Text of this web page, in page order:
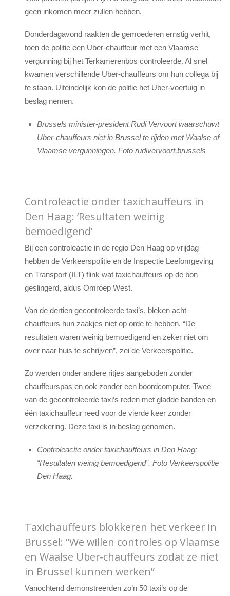
geen inkomen meer zullen hebben.
Donderdagavond raakten de gemoederen ernstig verhit,
toen de politie een Uber-chauffeur met een Vlaamse
vergunning bij het Terkamerenbos controleerde. Al snel
kwamen verschillende Uber-chauffeurs om hun collega bij
te staan. Uiteindelijk kon de politie het Uber-voertuig in
beslag nemen.
Brussels minister-president Rudi Vervoort waarschuwt
Uber-chauffeurs niet in Brussel te rijden met Waalse of
Vlaamse vergunningen. Foto rudivervoort.brussels
Controleactie onder taxichauffeurs in
Den Haag: ‘Resultaten weinig
bemoedigend’
Bij een controleactie in de regio Den Haag op vrijdag
hebben de Verkeerspolitie en de Inspectie Leefomgeving
en Transport (ILT) flink wat taxichauffeurs op de bon
geslingerd, aldus Omroep West.
Van de dertien gecontroleerde taxi’s, bleken acht
chauffeurs hun zaakjes niet op orde te hebben. “De
resultaten waren weinig bemoedigend en zeker niet om
over naar huis te schrijven”, zei de Verkeerspolitie.
Zo werden onder andere ritjes aangeboden zonder
chauffeurspas en ook zonder een boordcomputer. Twee
van de gecontroleerde taxi’s reden met gladde banden en
één taxichauffeur reed voor de vierde keer zonder
verzekering. Deze taxi is in beslag genomen.
Controleactie onder taxichauffeurs in Den Haag:
“Resultaten weinig bemoedigend”. Foto Verkeerspolitie
Den Haag.
Taxichauffeurs blokkeren het verkeer in
Brussel: “We willen controles op Vlaamse
en Waalse Uber-chauffeurs zodat ze niet
in Brussel kunnen werken”
Vanochtend demonstreerden zo’n 50 taxi’s op de